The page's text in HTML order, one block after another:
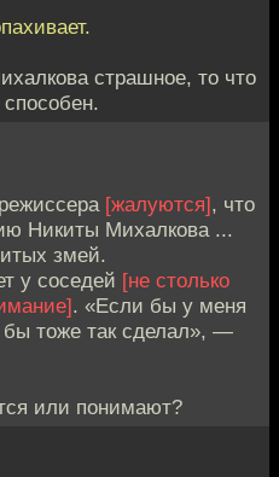
страшное, то что
[жалуются], что
Никиты Михалкова ...
змей.
у соседей [не столько
. «Если бы у меня
тоже так сделал», —
или понимают?